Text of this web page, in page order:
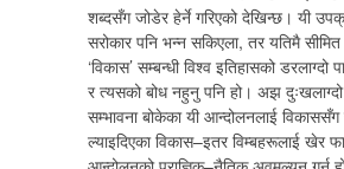
शब्दसँग जोडेर हेर्ने गरिएको देखिन्छ। यी
सरोकार पनि भन्न सकिएला, तर यतिमै
‘विकास’ सम्बन्धी विश्व इतिहासको डरलाग्दो
र त्यसको बोध नहुनु पनि हो। अझ दुःखलाग्दो
सम्भावना बोकेका यी आन्दोलनलाई
ल्याइदिएका विकास–इतर विम्बहरूलाई खेर